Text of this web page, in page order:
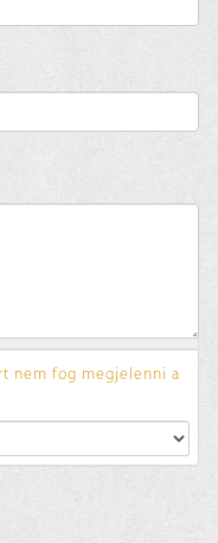
nem fog megjelenni a